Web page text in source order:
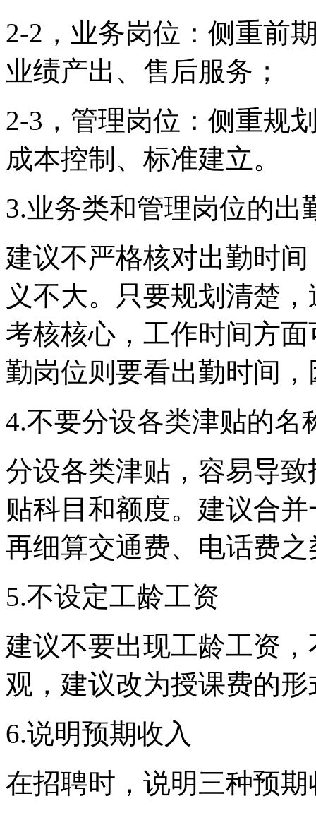
2-2，业务岗位 ： 侧重前
业绩产出 、 售后服务 ；
2-3，管理岗位 ： 侧重规
成本控制 、 标准建立。
3.业务类和管理岗位的出
建议不严格核对出勤时
义不大。
只要规划清楚
考核核心，工作时间方
勤岗位则要看出勤时间，
4.不要分设各类津贴的名
分设各类津贴， 容易导致
贴科目和额度。 建议合
再细算交通费、 电话费之
5.不设定工龄工资
建议不要出现工龄工资
观，建议改为授课费的形
6.说明预期收入
在招聘时 ， 说明三种预